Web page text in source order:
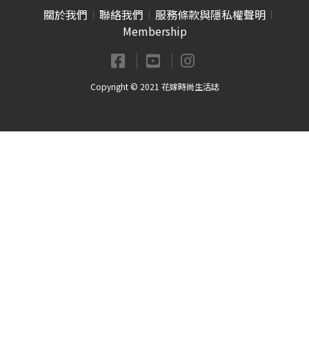
關於我們 聯絡我們
服務條款與隱私權聲明
Membership
Copyright © 2021 花嫁時尚生活誌